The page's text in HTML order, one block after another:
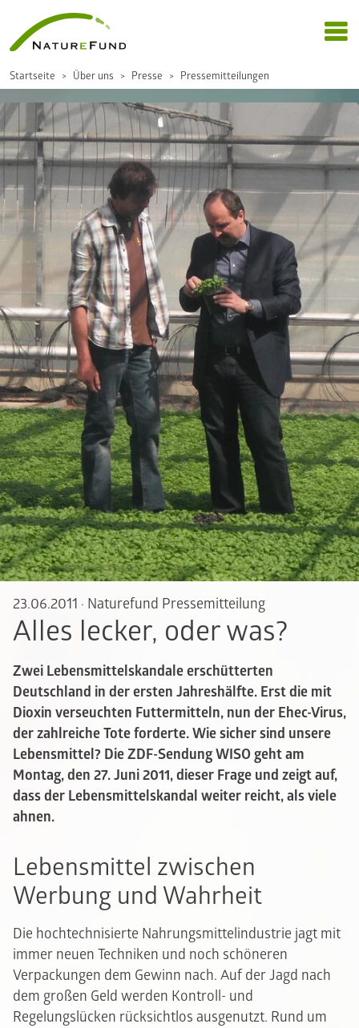
Startseite Über uns Presse Pressemitteilungen
23.06.2011 · Naturefund Pressemitteilung
Alles lecker, oder was?
Zwei Lebensmittelskandale erschütterten
Deutschland in der ersten Jahreshälfte. Erst die mit
Dioxin verseuchten Futtermitteln, nun der Ehec-Virus,
der zahlreiche Tote forderte. Wie sicher sind unsere
Lebensmittel? Die ZDF-Sendung WISO geht am
Montag, den 27. Juni 2011, dieser Frage und zeigt auf,
dass der Lebensmittelskandal weiter reicht, als viele
ahnen.
Lebensmittel zwischen
Werbung und Wahrheit
Die hochtechnisierte Nahrungsmittelindustrie jagt mit
immer neuen Techniken und noch schöneren
Verpackungen dem Gewinn nach. Auf der Jagd nach
dem großen Geld werden Kontroll- und
Regelungslücken rücksichtlos ausgenutzt. Rund um